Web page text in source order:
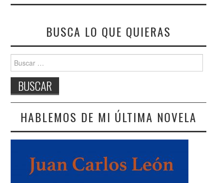
BUSCA LO QUE QUIERAS
Buscar:
HABLEMOS DE MI ÚLTIMA NOVELA